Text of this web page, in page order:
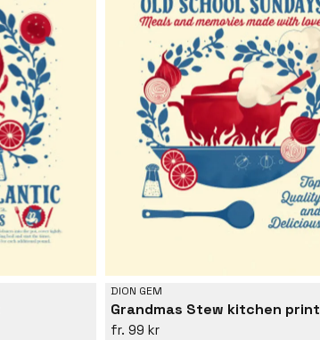
DION GEM
Grandmas Stew kitchen print
99 kr